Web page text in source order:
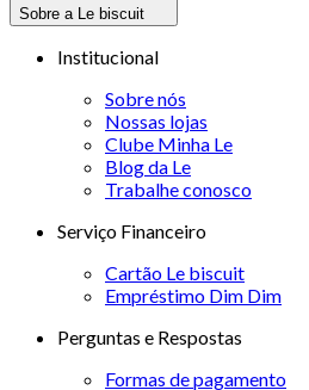
Sobre a Le biscuit
Institucional
Sobre nós
Nossas lojas
Clube Minha Le
Blog da Le
Trabalhe conosco
Serviço Financeiro
Cartão Le biscuit
Empréstimo Dim Dim
Perguntas e Respostas
Formas de pagamento